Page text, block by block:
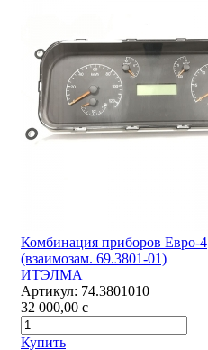
Комбинация приборов Евро-4
(взаимозам. 69.3801-01)
ИТЭЛМА
Артикул: 74.3801010
32 000,00 c
Купить